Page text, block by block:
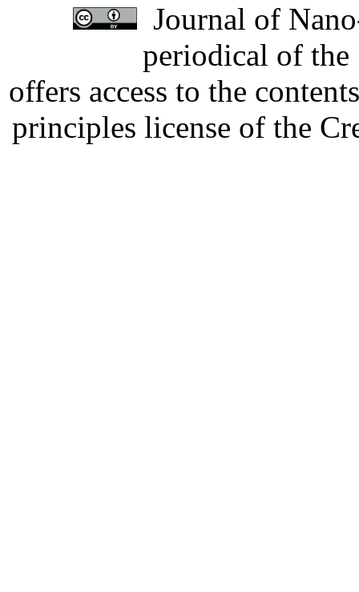
Journal of
periodical of
offers access to the
principles license of the